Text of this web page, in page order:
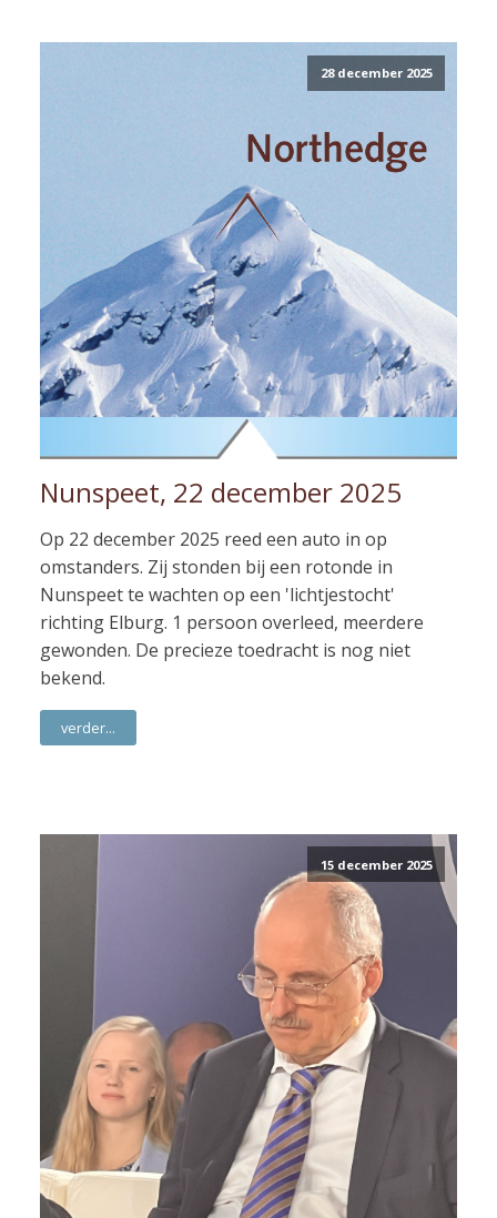
28 december 2025
Nunspeet, 22 december 2025
Op 22 december 2025 reed een auto in op
omstanders. Zij stonden bij een rotonde in
Nunspeet te wachten op een 'lichtjestocht'
richting Elburg. 1 persoon overleed, meerdere
gewonden. De precieze toedracht is nog niet
bekend.
verder...
15 december 2025